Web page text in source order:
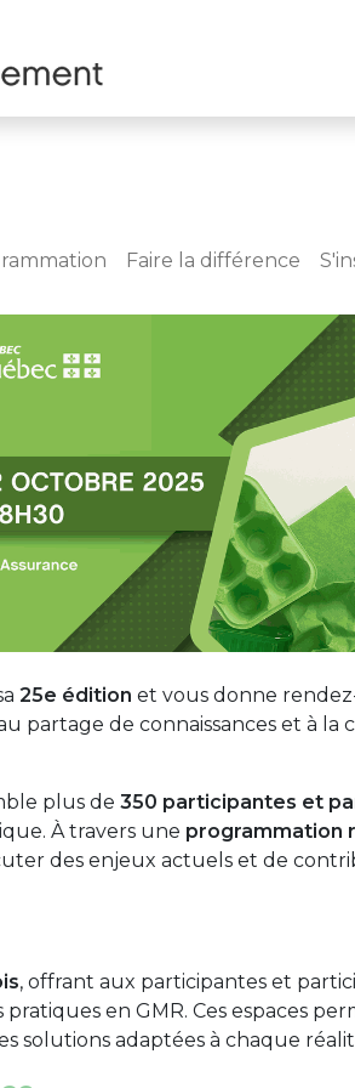
Faire la différence
25e édition et vous donne
partage de connaissances et à la
plus de 350 participantes et
À travers une programmation
des enjeux actuels et de
, offrant aux participantes et
en GMR. Ces espaces
solutions adaptées à chaque